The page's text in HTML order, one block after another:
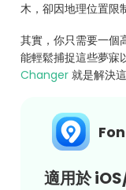
木，卻因地理位置限
其實，你只需要一個
能輕鬆捕捉這些夢
Changer 就是解決
適用於